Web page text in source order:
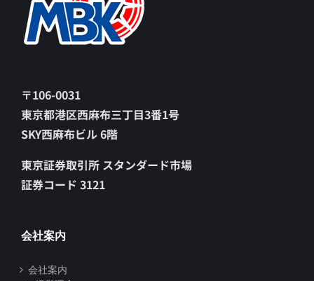
〒106-0031
東京都港区西麻布三丁目3番1号
SKY西麻布ビル 6階
東京証券取引所 スタンダード市場
証券コード 3121
会社案内
会社案内